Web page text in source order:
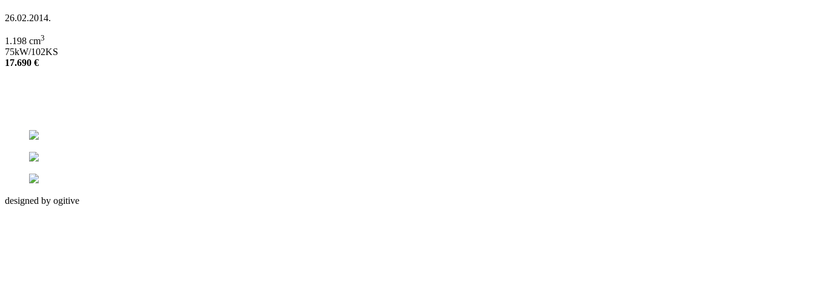
26.02.2014.
1.198 cm3
75kW/102KS
17.690 €
designed by ogitive